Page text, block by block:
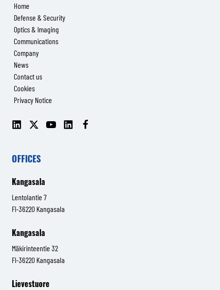
Home
Defense & Security
Optics & Imaging
Communications
Company
News
Contact us
Cookies
Privacy Notice
LinkedIn YouTube LinkedIn
OFFICES
Kangasala
Lentolantie 7
FI-36220 Kangasala
Kangasala
Mäkirinteentie 32
FI-36220 Kangasala
Lievestuore